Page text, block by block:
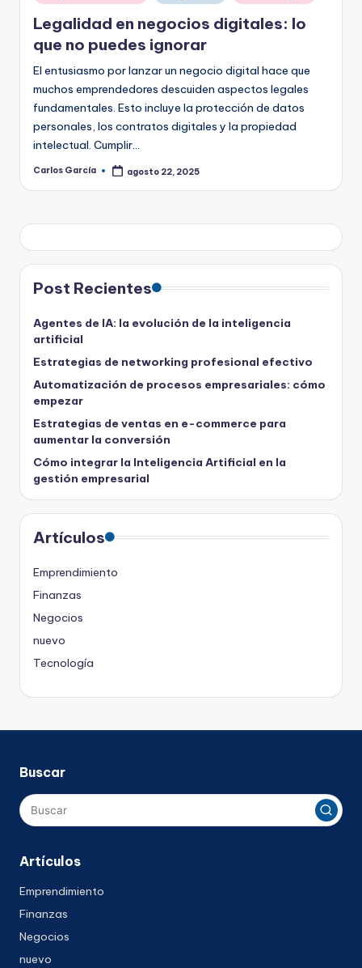
en
Legalidad en negocios digitales: lo
que no puedes ignorar
El entusiasmo por lanzar un negocio digital hace que
muchos emprendedores descuiden aspectos legales
fundamentales. Esto incluye la protección de datos
personales, los contratos digitales y la propiedad
intelectual. Cumplir…
Publicado
Carlos García agosto 22, 2025
Post Recientes
Agentes de IA: la evolución de la inteligencia
artificial
Estrategias de networking profesional efectivo
Automatización de procesos empresariales: cómo
empezar
Estrategias de ventas en e-commerce para
aumentar la conversión
Cómo integrar la Inteligencia Artificial en la
gestión empresarial
Artículos
Emprendimiento
Finanzas
Negocios
nuevo
Tecnología
Buscar
Artículos
Emprendimiento
Finanzas
Negocios
nuevo